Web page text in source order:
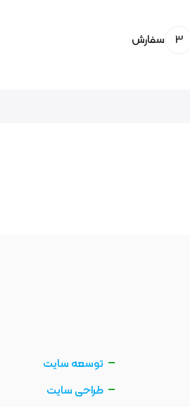
3 سفارش
توسعه سایت
طراحی سایت